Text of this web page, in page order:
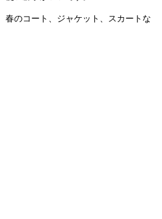
春のコート、ジャケット、スカートな